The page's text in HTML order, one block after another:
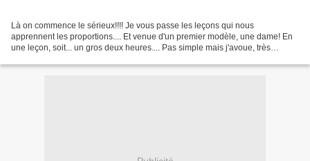
Là on commence le sérieux!!!! Je vous passe les leçons qui nous
apprennent les proportions.... Et venue d'un premier modèle, une dame! En
une leçon, soit... un gros deux heures.... Pas simple mais j'avoue, très